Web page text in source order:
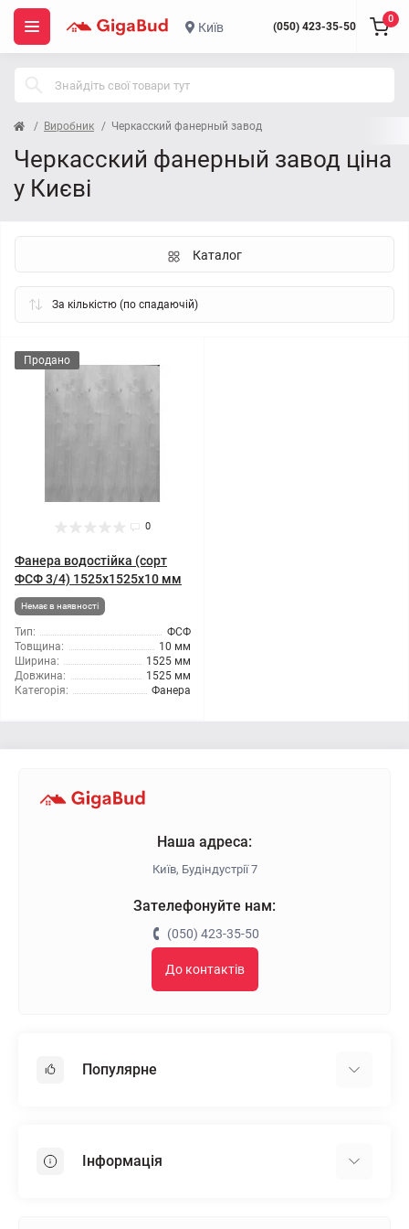
Київ (050) 423-35-50
0
Виробник Черкасский фанерный завод
Черкасский фанерный завод ціна
у Києві
Каталог
Продано
0
Фанера водостійка (сорт
ФСФ 3/4) 1525x1525x10 мм
Немає в наявності
Тип:
ФСФ
Товщина:
10 мм
Ширина:
1525 мм
Довжина:
1525 мм
Категорія:
Фанера
Наша адреса:
Київ, Будіндустрії 7
Зателефонуйте нам:
(050) 423-35-50
До контактів
Популярне
Пінопласт
Інформація